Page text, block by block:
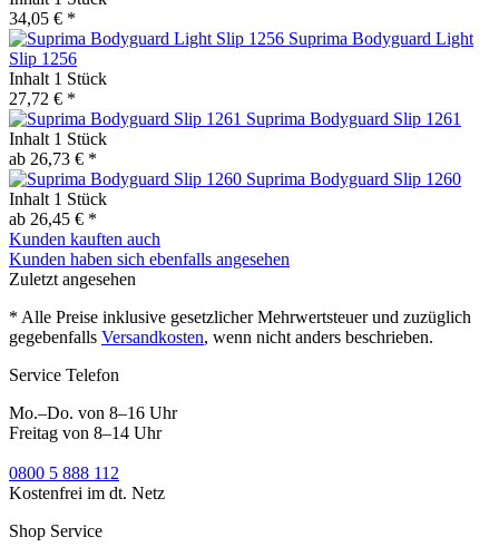
34,05 € *
Suprima Bodyguard Light
Slip 1256
Inhalt 1 Stück
27,72 € *
Suprima Bodyguard Slip 1261
Inhalt 1 Stück
ab 26,73 € *
Suprima Bodyguard Slip 1260
Inhalt 1 Stück
ab 26,45 € *
Kunden kauften auch
Kunden haben sich ebenfalls angesehen
Zuletzt angesehen
* Alle Preise inklusive gesetzlicher Mehrwertsteuer und zuzüglich
gegebenfalls Versandkosten, wenn nicht anders beschrieben.
Service Telefon
Mo.–Do. von 8–16 Uhr
Freitag von 8–14 Uhr
0800 5 888 112
Kostenfrei im dt. Netz
Shop Service